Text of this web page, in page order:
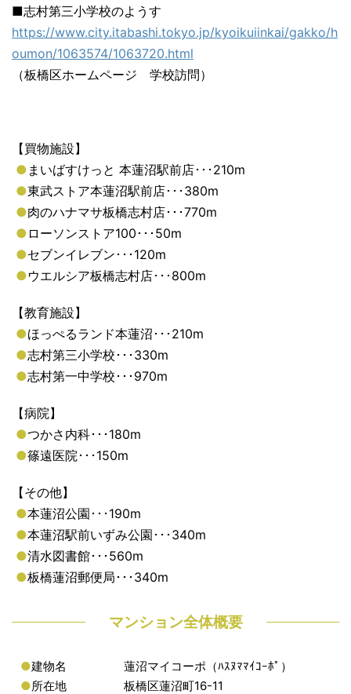
■志村第三小学校のようす
https://www.city.itabashi.tokyo.jp/kyoikuiinkai/gakko/h
oumon/1063574/1063720.html
（板橋区ホームページ 学校訪問）
【買物施設】
● まいばすけっと 本蓮沼駅前店･･･210m
●東武ストア本蓮沼駅前店･･･380m
●肉のハナマサ板橋志村店･･･770m
● ローソンストア100･･･50m
●セブンイレブン･･･120m
●ウエルシア板橋志村店･･･800m
【教育施設】
●ほっぺるランド本蓮沼･･･210m
●志村第三小学校･･･330m
●志村第一中学校･･･970m
【病院】
●つかさ内科･･･180m
●篠遠医院･･･150m
【その他】
●本蓮沼公園･･･190m
●本蓮沼駅前いずみ公園･･･340m
●清水図書館･･･560m
●板橋蓮沼郵便局･･･340m
マンション全体概要
●建物名
蓮沼マイコーポ（ﾊｽﾇﾏﾏｲｺｰﾎﾟ）
●所在地
板橋区蓮沼町16-11